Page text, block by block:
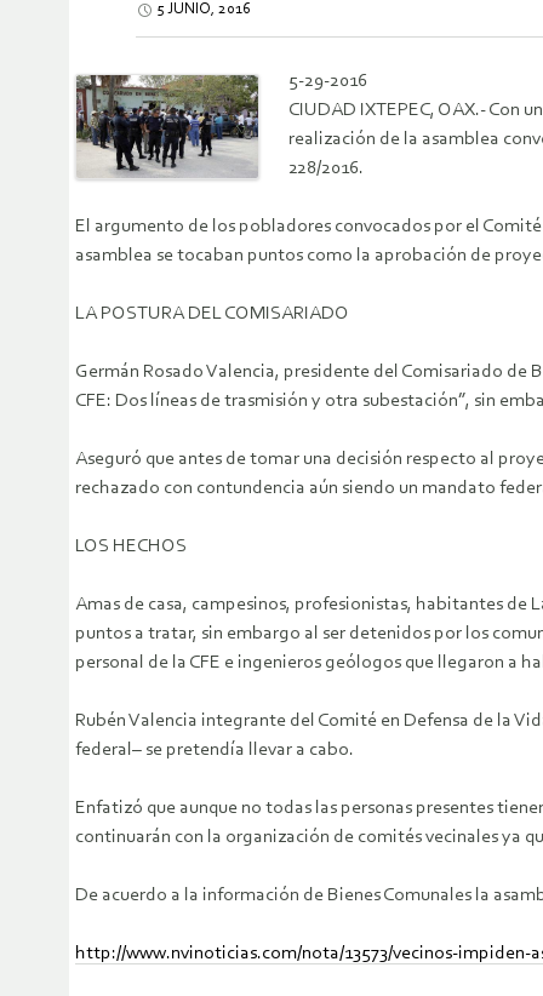
5 JUNIO, 2016
5-29-2016
CIUDAD IXTEPEC, OAX.- Con
realización de la asamblea
228/2016.
El argumento de los pobladores convocados por el
asamblea se tocaban puntos como la aprobación de
LA POSTURA DEL COMISARIADO
Germán Rosado Valencia, presidente del Comisariado de
CFE: Dos líneas de trasmisión y otra subestación”, sin
Aseguró que antes de tomar una decisión respecto al
rechazado con contundencia aún siendo un mandato
LOS HECHOS
Amas de casa, campesinos, profesionistas, habitantes de
puntos a tratar, sin embargo al ser detenidos por los
personal de la CFE e ingenieros geólogos que llegaron a
Rubén Valencia integrante del Comité en Defensa de la
federal– se pretendía llevar a cabo.
Enfatizó que aunque no todas las personas presentes
continuarán con la organización de comités vecinales ya
De acuerdo a la información de Bienes Comunales la
http://www.nvinoticias.com/nota/13573/vecinos-impiden-